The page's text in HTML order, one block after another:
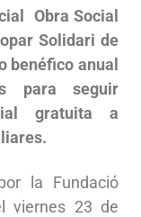
Obra Social
Solidari de
benéfico anual
para seguir
gratuita a
la Fundació
viernes 23 de